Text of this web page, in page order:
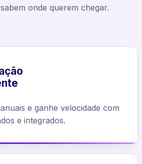
onde querem chegar.
e ganhe velocidade com
e integrados.